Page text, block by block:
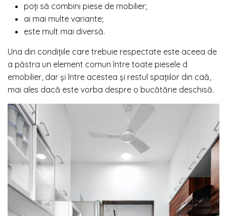
poți să combini piese de mobilier;
ai mai multe variante;
este mult mai diversă.
Una din condițiile care trebuie respectate este aceea de
a păstra un element comun între toate piesele d
emobilier, dar și între acestea și restul spațiilor din caă,
mai ales dacă este vorba despre o bucătărie deschisă.